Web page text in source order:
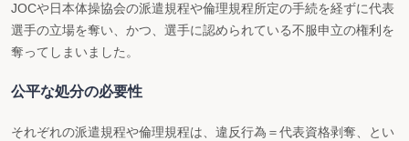
JOCや日本体操協会の派遣規程や倫理規程所定の手続を経ずに代表
選手の立場を奪い、かつ、選手に認められている不服申立の権利を
奪ってしまいました。
公平な処分の必要性
それぞれの派遣規程や倫理規程は、違反行為＝代表資格剥奪、とい